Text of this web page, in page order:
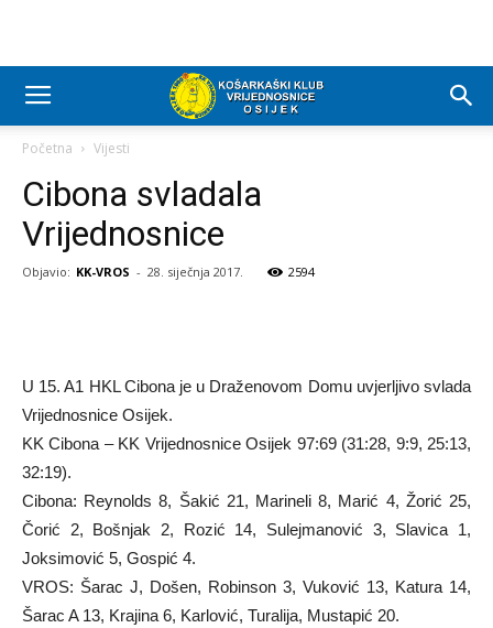
Početna Vijesti
Cibona svladala
Vrijednosnice
Objavio: KK-VROS - 28. siječnja 2017. 2594
U 15. A1 HKL Cibona je u Draženovom Domu uvjerljivo svlada
Vrijednosnice Osijek.
KK Cibona – KK Vrijednosnice Osijek 97:69 (31:28, 9:9, 25:13,
32:19).
Cibona: Reynolds 8, Šakić 21, Marineli 8, Marić 4, Žorić 25,
Čorić 2, Bošnjak 2, Rozić 14, Sulejmanović 3, Slavica 1,
Joksimović 5, Gospić 4.
VROS: Šarac J, Došen, Robinson 3, Vuković 13, Katura 14,
Šarac A 13, Krajina 6, Karlović, Turalija, Mustapić 20.